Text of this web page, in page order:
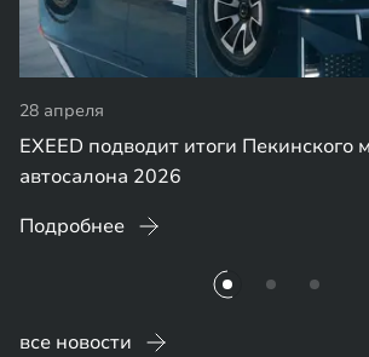
28 апреля
EXEED подводит итоги Пекинского
автосалона 2026
Подробнее
все новости